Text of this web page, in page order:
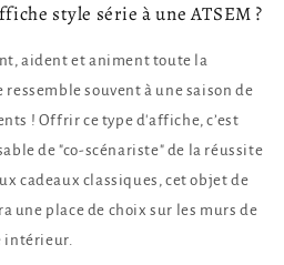
style série à une ATSEM ?
aident et animent toute la
souvent à une saison de
! Offrir ce type d'affiche, c’est
de "co-scénariste" de la réussite
cadeaux classiques, cet objet de
une place de choix sur les murs de
intérieur.